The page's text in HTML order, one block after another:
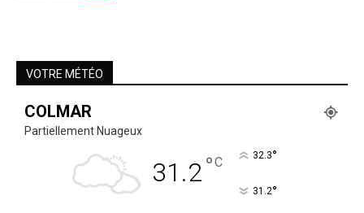
VOTRE MÉTÉO
COLMAR
Partiellement Nuageux
31.2°C 32.3°
31.2°